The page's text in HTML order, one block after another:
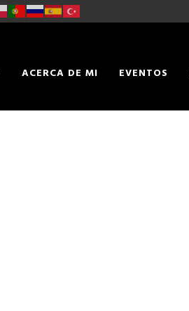
ACERCA DE MI EVENTOS